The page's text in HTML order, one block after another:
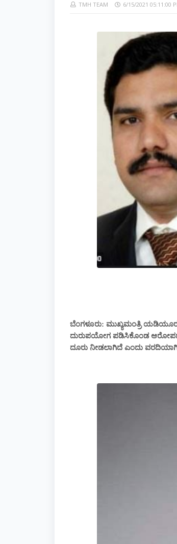
TMH TEAM 6/15/2021 05:11:00
ಬೆಂಗಳೂರು: ಮುಖ್ಯಮಂತ್ರಿ
ದುರುಪಯೋಗ ಪಡಿಸಿಕೊಂಡ
ದೂರು ನೀಡಲಾಗಿದೆ ಎಂದು